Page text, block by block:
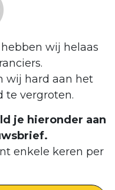
wij helaas
wij hard aan het
te vergroten.
je hieronder aan
enkele keren per